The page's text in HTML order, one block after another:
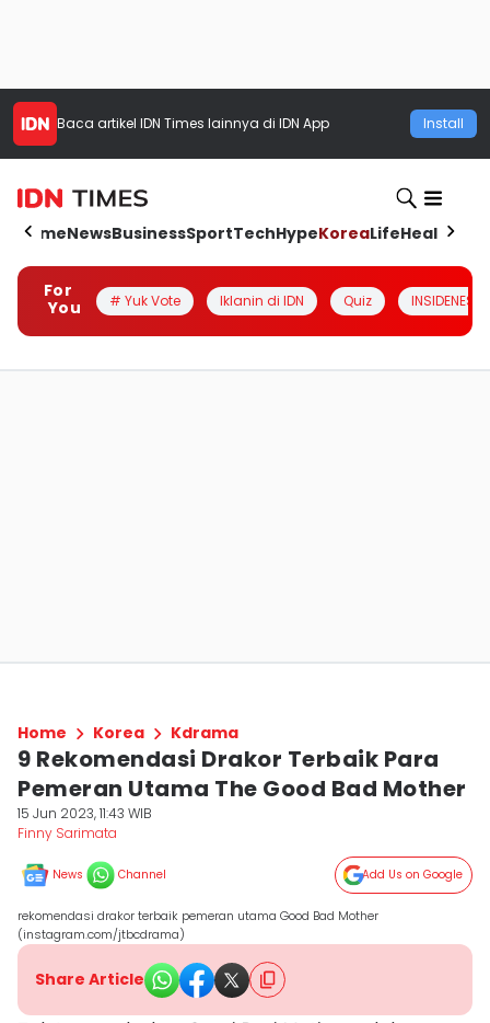
Baca artikel IDN Times lainnya di IDN App Install
HomeNewsBusinessSportTechHypeKoreaLifeHealth
For
You
# Yuk Vote Iklanin di IDN Quiz INSIDENESIA
Home Korea Kdrama
9 Rekomendasi Drakor Terbaik Para
Pemeran Utama The Good Bad Mother
15 Jun 2023, 11:43 WIB
Finny Sarimata
News Channel Add Us on Google
rekomendasi drakor terbaik pemeran utama Good Bad Mother
(instagram.com/jtbcdrama)
Share Article